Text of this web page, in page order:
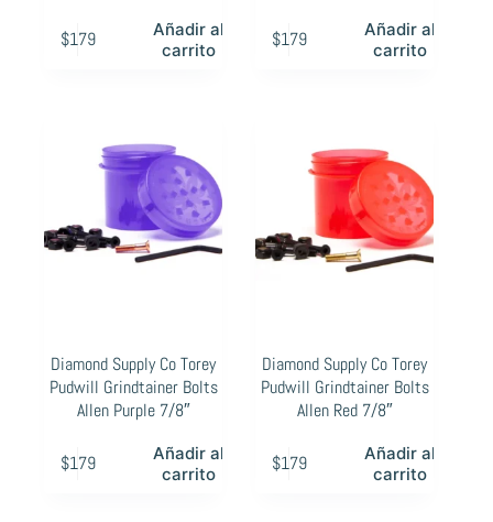
$179
Añadir al
carrito
$179
Añadir al
carrito
Diamond Supply Co Torey
Pudwill Grindtainer Bolts
Allen Purple 7/8″
$179
Añadir al
carrito
Diamond Supply Co Torey
Pudwill Grindtainer Bolts
Allen Red 7/8″
$179
Añadir al
carrito